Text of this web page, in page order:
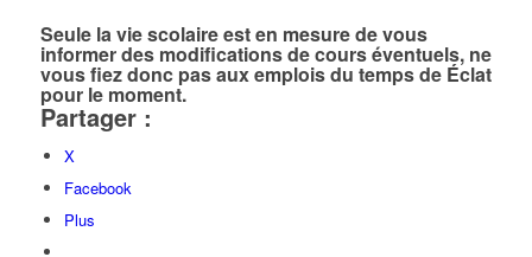
Seule la vie scolaire est en mesure de vous
informer des modifications de cours éventuels, ne
vous fiez donc pas aux emplois du temps de Éclat
pour le moment.
Partager :
X
Facebook
Plus